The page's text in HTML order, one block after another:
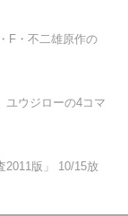
F・不二雄原作の
ユウジローの4コマ
版」 10/15放